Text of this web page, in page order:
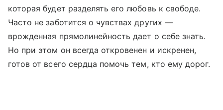
которая будет разделять его любовь к свободе.
Часто не заботится о чувствах других —
врожденная прямолинейность дает о себе знать.
Но при этом он всегда откровенен и искренен,
готов от всего сердца помочь тем, кто ему дорог.